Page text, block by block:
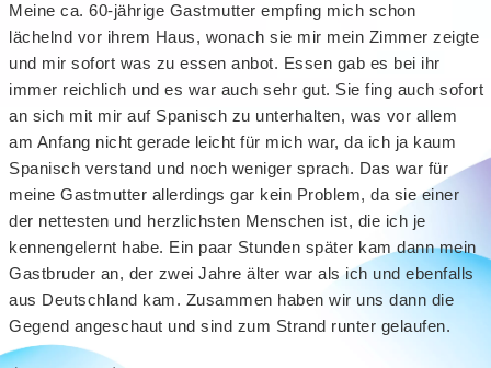
Meine ca. 60-jährige Gastmutter empfing mich schon
lächelnd vor ihrem Haus, wonach sie mir mein Zimmer zeigte
und mir sofort was zu essen anbot. Essen gab es bei ihr
immer reichlich und es war auch sehr gut. Sie fing auch sofort
an sich mit mir auf Spanisch zu unterhalten, was vor allem
am Anfang nicht gerade leicht für mich war, da ich ja kaum
Spanisch verstand und noch weniger sprach. Das war für
meine Gastmutter allerdings gar kein Problem, da sie einer
der nettesten und herzlichsten Menschen ist, die ich je
kennengelernt habe. Ein paar Stunden später kam dann mein
Gastbruder an, der zwei Jahre älter war als ich und ebenfalls
aus Deutschland kam. Zusammen haben wir uns dann die
Gegend angeschaut und sind zum Strand runter gelaufen.